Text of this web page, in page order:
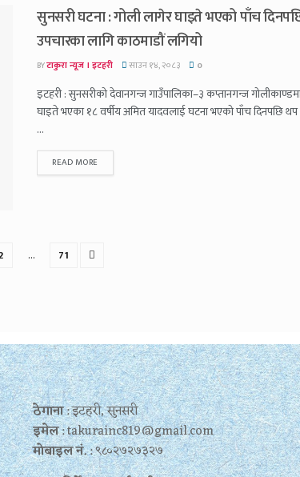
सुनसरी घटना : गोली लागेर घाइते भएको पाँच
उपचारका लागि काठमाडौं लगियो
BYटाकुरा न्यूज । इटहरी साउन १४, २०८३ 0
इटहरी : सुनसरीको देवानगन्ज गाउँपालिका–३ कप्तानगन्ज
घाइते भएका १८ वर्षीय अमित यादवलाई घटना भएको पाँच दिनपछि
...
READ MORE
… 71
ठेगाना: इटहरी, सुनसरी
इमेल: takurainc819@gmail.com
मोबाइल नं.: ९८०२७२७३२७